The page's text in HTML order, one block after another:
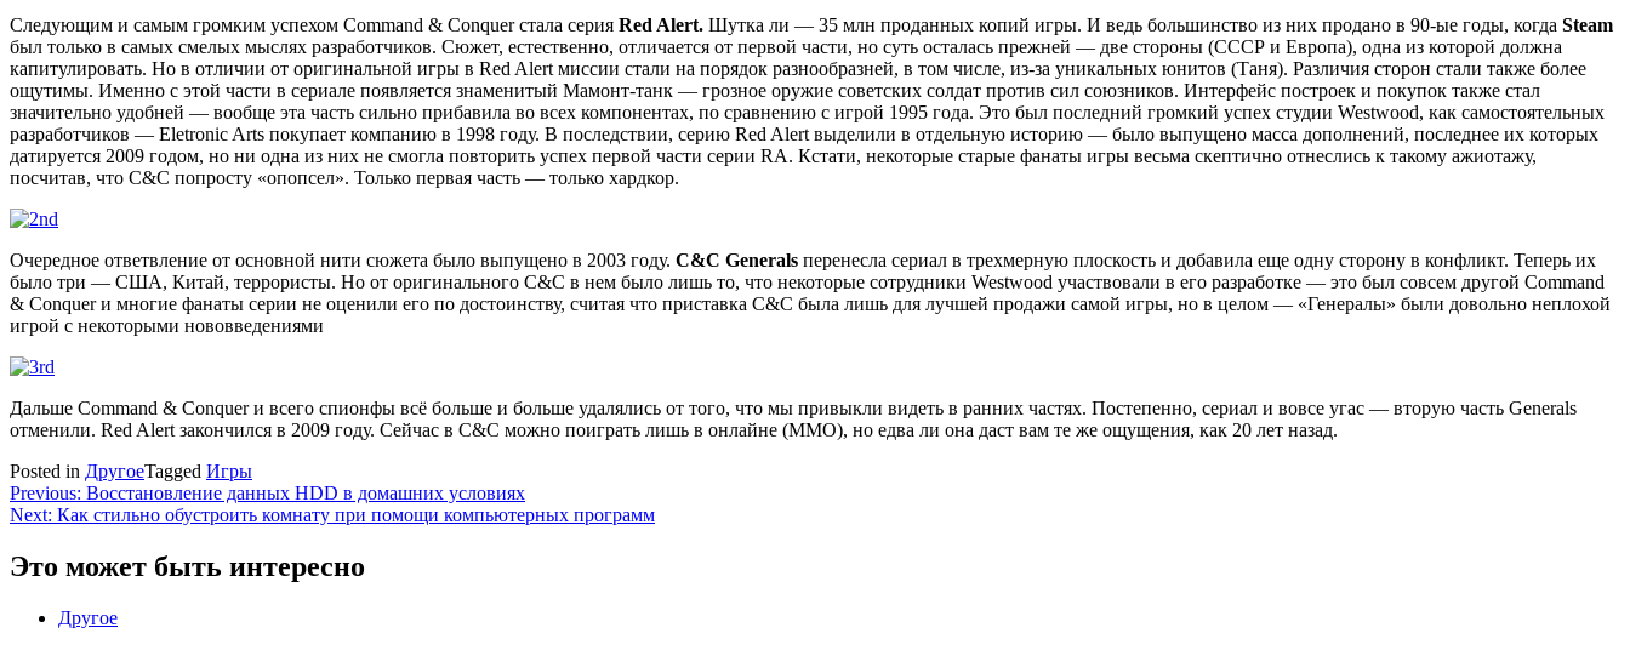
Следующим и самым громким успехом Command & Conquer стала серия Red Alert. Шутка ли — 35 млн проданных копий игры. И ведь большинство из них продано в 90-ые годы, когда Steam
был только в самых смелых мыслях разработчиков. Сюжет, естественно, отличается от первой части, но суть осталась прежней — две стороны (СССР и Европа), одна из которой должна
капитулировать. Но в отличии от оригинальной игры в Red Alert миссии стали на порядок разнообразней, в том числе, из-за уникальных юнитов (Таня). Различия сторон стали также более
ощутимы. Именно с этой части в сериале появляется знаменитый Мамонт-танк — грозное оружие советских солдат против сил союзников. Интерфейс построек и покупок также стал
значительно удобней — вообще эта часть сильно прибавила во всех компонентах, по сравнению с игрой 1995 года. Это был последний громкий успех студии Westwood, как самостоятельных
разработчиков — Eletronic Arts покупает компанию в 1998 году. В последствии, серию Red Alert выделили в отдельную историю — было выпущено масса дополнений, последнее их которых
датируется 2009 годом, но ни одна из них не смогла повторить успех первой части серии RA. Кстати, некоторые старые фанаты игры весьма скептично отнеслись к такому ажиотажу,
посчитав, что C&C попросту «опопсел». Только первая часть — только хардкор.
Очередное ответвление от основной нити сюжета было выпущено в 2003 году. С&C Generals перенесла сериал в трехмерную плоскость и добавила еще одну сторону в конфликт. Теперь их
было три — США, Китай, террористы. Но от оригинального C&C в нем было лишь то, что некоторые сотрудники Westwood участвовали в его разработке — это был совсем другой Command
& Conquer и многие фанаты серии не оценили его по достоинству, считая что приставка C&C была лишь для лучшей продажи самой игры, но в целом — «Генералы» были довольно неплохой
игрой с некоторыми нововведениями
Дальше Command & Conquer и всего спионфы всё больше и больше удалялись от того, что мы привыкли видеть в ранних частях. Постепенно, сериал и вовсе угас — вторую часть Generals
отменили. Red Alert закончился в 2009 году. Сейчас в C&C можно поиграть лишь в онлайне (ММО), но едва ли она даст вам те же ощущения, как 20 лет назад.
Posted in ДругоеTagged Игры
Навигация
по
записям
Previous: Восстановление данных HDD в домашних условиях
Next: Как стильно обустроить комнату при помощи компьютерных программ
Это может быть интересно
Другое